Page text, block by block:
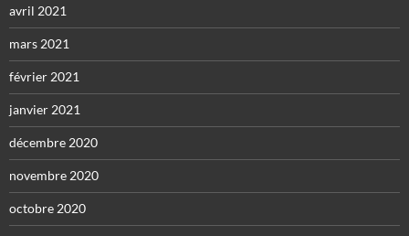
avril 2021
mars 2021
février 2021
janvier 2021
décembre 2020
novembre 2020
octobre 2020